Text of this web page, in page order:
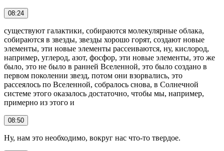
08:24
существуют галактики, собираются молекулярные облака,
собираются в звезды, звезды хорошо горят, создают новые
элементы, эти новые элементы рассеиваются, ну, кислород,
например, углерод, азот, фосфор, эти новые элементы, это же
было, это не было в ранней Вселенной, это было создано в
первом поколении звезд, потом они взорвались, это
рассеялось по Вселенной, собралось снова, в Солнечной
системе этого оказалось достаточно, чтобы мы, например,
примерно из этого и
08:50
Ну, нам это необходимо, вокруг нас что-то твердое.